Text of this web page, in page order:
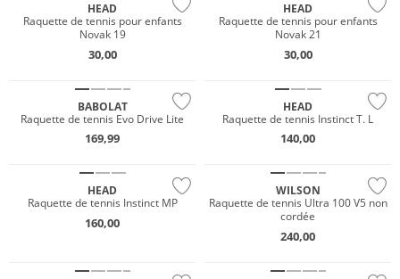
HEAD
Raquette de tennis pour enfants
Novak 19
30,00
HEAD
Raquette de tennis pour enfants
Novak 21
30,00
BABOLAT
Raquette de tennis Evo Drive Lite
169,99
HEAD
Raquette de tennis Instinct T. L
140,00
HEAD
Raquette de tennis Instinct MP
160,00
WILSON
Raquette de tennis Ultra 100 V5 non
cordée
240,00